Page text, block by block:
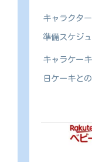
キャラクタ
準備スケジ
キャラケー
日ケーキと